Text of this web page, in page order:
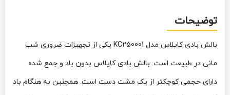
توضیحات
بالش بادی کایلاس مدل KC250001 یکی از تجهیزات ضروری شب
مانی در طبیعت است. بالش بادی کایلاس بدون باد و جمع شده
دارای حجمی کوچکتر از یک مشت دست است. همچنین به هنگام باد